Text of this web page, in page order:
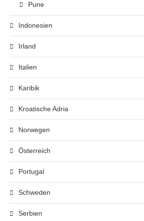
Pune
Indonesien
Irland
Italien
Karibik
Kroatische Adria
Norwegen
Österreich
Portugal
Schweden
Serbien